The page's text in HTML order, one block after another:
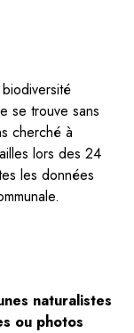
se trouve sans
cherché à
lors des 24
les données
naturalistes
ou photos